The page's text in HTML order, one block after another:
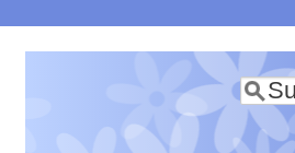
zum
Inhalt
Suche